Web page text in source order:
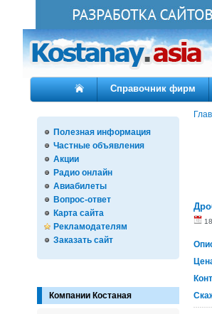
Справочник фирм
Полезная информация
Частные объявления
Акции
Радио онлайн
Авиабилеты
Вопрос-ответ
Карта сайта
Рекламодателям
Заказать сайт
Компании Костаная